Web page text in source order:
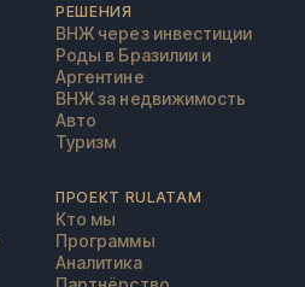
РЕШЕНИЯ
ВНЖ через инвестиции
Роды в Бразилии и
Аргентине
ВНЖ за недвижимость
Авто
Туризм
ПРОЕКТ RULATAM
Кто мы
Программы
Аналитика